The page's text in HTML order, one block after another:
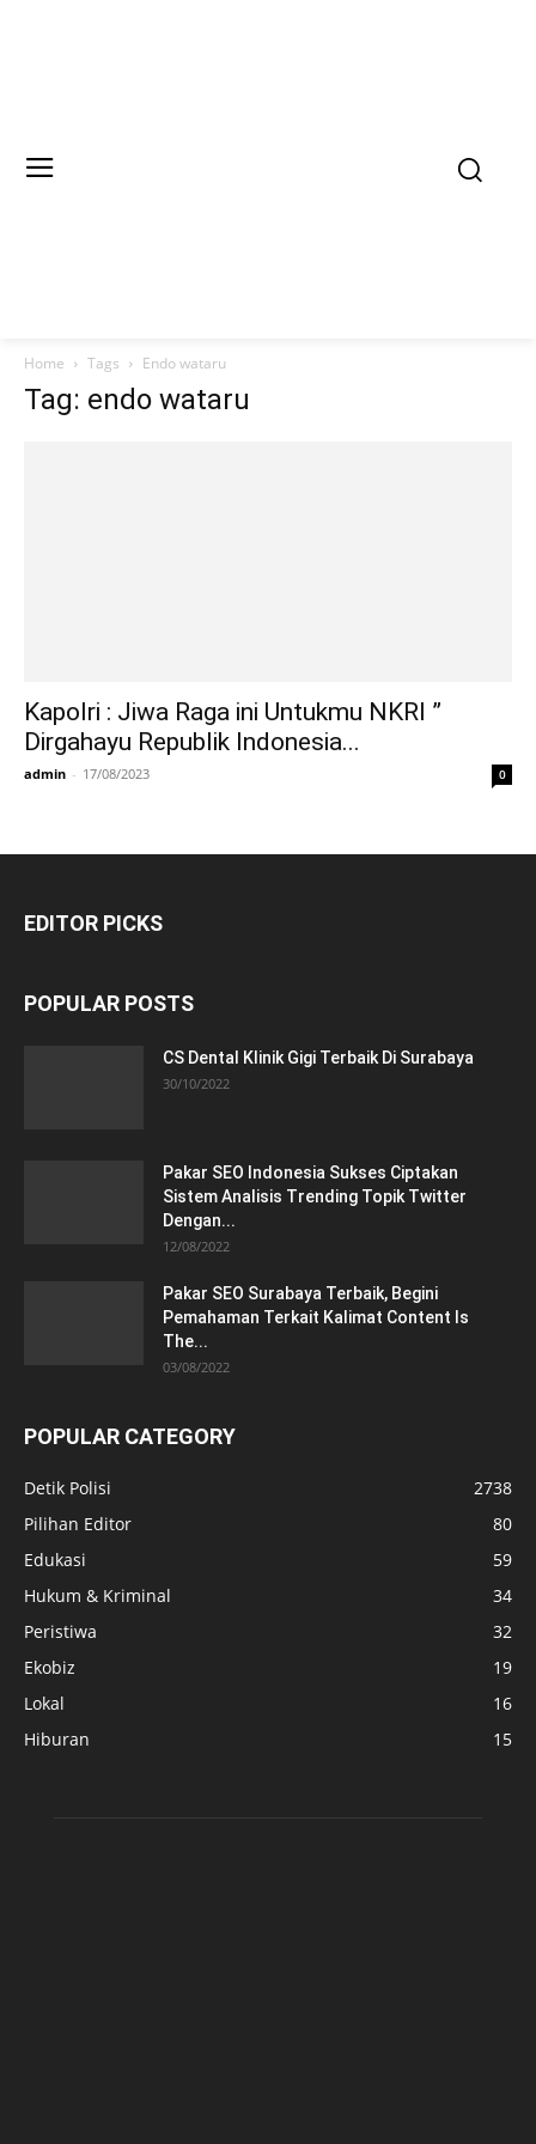
Home Tags Endo wataru
Tag: endo wataru
Kapolri : Jiwa Raga ini Untukmu NKRI ”
Dirgahayu Republik Indonesia...
admin - 17/08/2023 0
EDITOR PICKS
POPULAR POSTS
CS Dental Klinik Gigi Terbaik Di Surabaya
30/10/2022
Pakar SEO Indonesia Sukses Ciptakan
Sistem Analisis Trending Topik Twitter
Dengan...
12/08/2022
Pakar SEO Surabaya Terbaik, Begini
Pemahaman Terkait Kalimat Content Is
The...
03/08/2022
POPULAR CATEGORY
Detik Polisi
2738
Pilihan Editor
80
Edukasi
59
Hukum & Kriminal
34
Peristiwa
32
Ekobiz
19
Lokal
16
Hiburan
15